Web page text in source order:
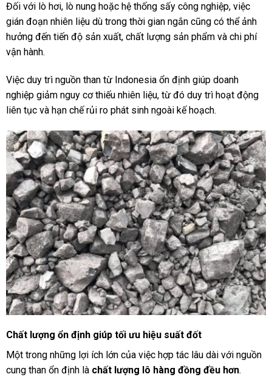
Đối với lò hơi, lò nung hoặc hệ thống sấy công nghiệp, việc
gián đoạn nhiên liệu dù trong thời gian ngắn cũng có thể ảnh
hưởng đến tiến độ sản xuất, chất lượng sản phẩm và chi phí
vận hành.
Việc duy trì nguồn than từ Indonesia ổn định giúp doanh
nghiệp giảm nguy cơ thiếu nhiên liệu, từ đó duy trì hoạt động
liên tục và hạn chế rủi ro phát sinh ngoài kế hoạch.
Chất lượng ổn định giúp tối ưu hiệu suất đốt
Một trong những lợi ích lớn của việc hợp tác lâu dài với nguồn
cung than ổn định là chất lượng lô hàng đồng đều hơn.